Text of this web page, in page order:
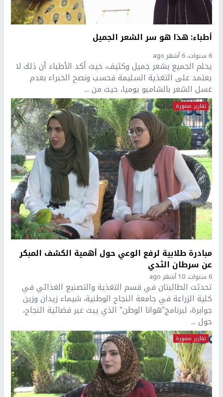
أطباء: هذا هو سر الشعر الجميل
6 سنوات، 6 أشهر ago
يحلم الجميع بشعر جميل وكثيف، حيث أكد الأطباء أن ذلك لا
يعتمد على التغذية السليمة فحسب ونصح الخبراء بعدم
غسل الشعر بالشامبو يوميا، حيث من ...
تقارير مصورة
مبادرة طلابية لرفع الوعي حول أهمية الكشف المبكر
عن سرطان الثدي
6 سنوات، 10 أشهر ago
تحدثت الطالبتان في قسم التغذية والتصنيع الغذائي في
كلية الزراعة في جامعة النجاح الوطنية، شيماء زيدان وزين
جوابرة، لبرنامج"هوانا الوطن" الذي يبث عبر فضائية النجاح،
حول ...
تقارير مصورة